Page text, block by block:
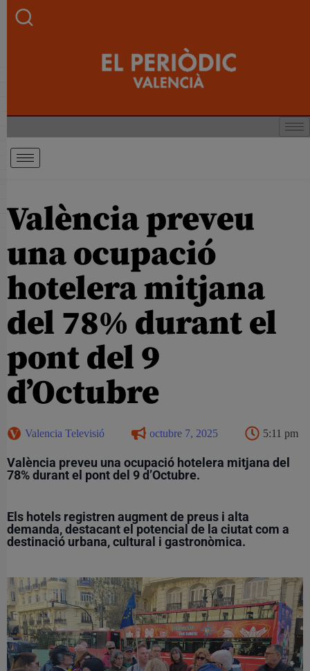
València preveu
una ocupació
hotelera mitjana
del 78% durant el
pont del 9
d’Octubre
Valencia Televisió octubre 7, 2025 5:11 pm
València preveu una ocupació hotelera mitjana del
78% durant el pont del 9 d’Octubre.
Els hotels registren augment de preus i alta
demanda, destacant el potencial de la ciutat com a
destinació urbana, cultural i gastronòmica.